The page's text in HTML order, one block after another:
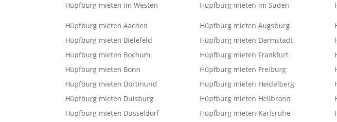
Hüpfburg mieten im Westen
Hüpfburg mieten Aachen
Hüpfburg mieten Bielefeld
Hüpfburg mieten Bochum
Hüpfburg mieten Bonn
Hüpfburg mieten Dortmund
Hüpfburg mieten Duisburg
Hüpfburg mieten Düsseldorf
Hüpfburg mieten im Süden
Hüpfburg mieten Augsburg
Hüpfburg mieten Darmstadt
Hüpfburg mieten Frankfurt
Hüpfburg mieten Freiburg
Hüpfburg mieten Heidelberg
Hüpfburg mieten Heilbronn
Hüpfburg mieten Karlsruhe